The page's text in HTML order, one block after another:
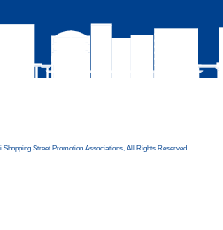
Street Promotion Associations, All Rights Reserved.